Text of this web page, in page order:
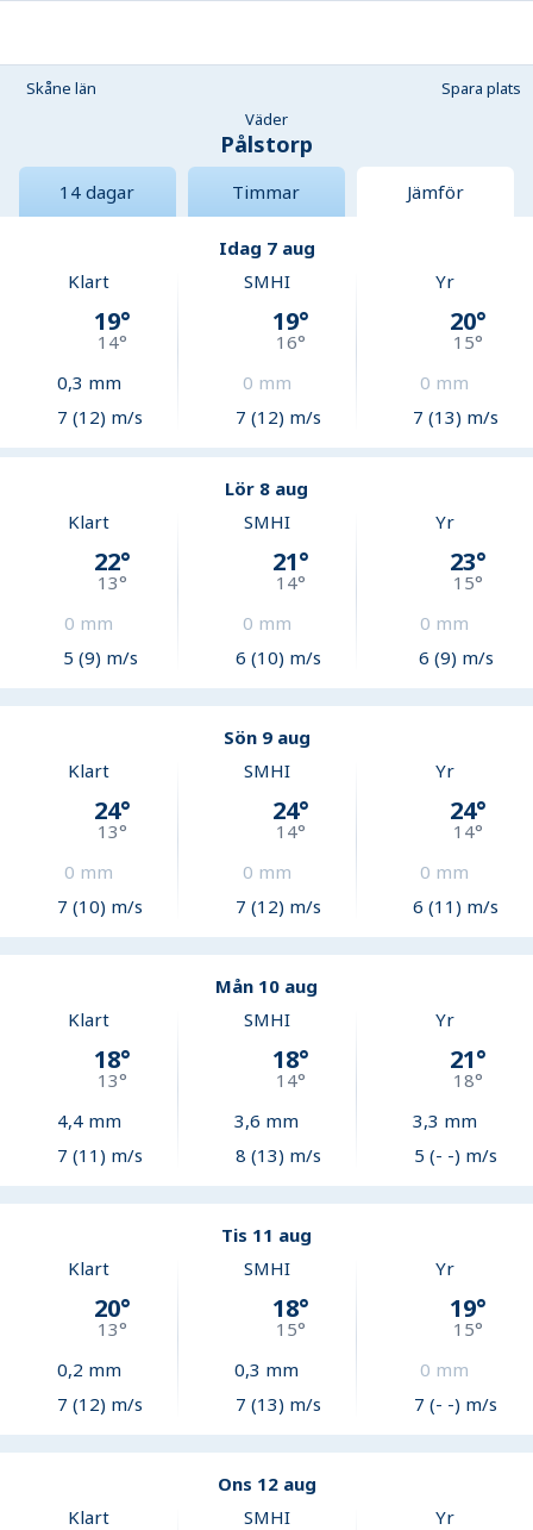
Skåne län
Spara plats
Väder
Pålstorp
14 dagar Timmar Jämför
Idag 7 aug
Klart
19°
14°
0,3 mm
7 (12) m/s
SMHI
19°
16°
0 mm
7 (12) m/s
Yr
20°
15°
0 mm
7 (13) m/s
Lör 8 aug
Klart
22°
13°
0 mm
5 (9) m/s
SMHI
21°
14°
0 mm
6 (10) m/s
Yr
23°
15°
0 mm
6 (9) m/s
Sön 9 aug
Klart
24°
13°
0 mm
7 (10) m/s
SMHI
24°
14°
0 mm
7 (12) m/s
Yr
24°
14°
0 mm
6 (11) m/s
Mån 10 aug
Klart
18°
13°
4,4mm
7 (11) m/s
SMHI
18°
14°
3,6 mm
8 (13) m/s
Yr
21°
18°
3,3 mm
5 (- -) m/s
Tis 11 aug
Klart
20°
13°
0,2 mm
7 (12) m/s
SMHI
18°
15°
0,3 mm
7 (13) m/s
Yr
19°
15°
0 mm
7 (- -) m/s
Ons 12 aug
Klart
SMHI Yr